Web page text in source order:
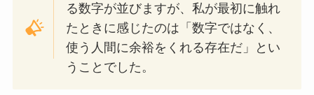
る数字が並びますが、私が最初に触れ
たときに感じたのは「数字ではなく、
使う人間に余裕をくれる存在だ」とい
うことでした。